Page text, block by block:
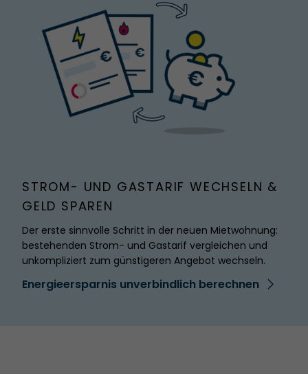
STROM- UND GASTARIF WECHSELN &
GELD SPAREN
Der erste sinnvolle Schritt in der neuen Mietwohnung:
bestehenden Strom- und Gastarif vergleichen und
unkompliziert zum günstigeren Angebot wechseln.
Energieersparnis unverbindlich berechnen